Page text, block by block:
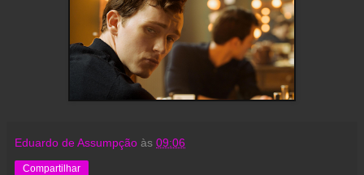
Eduardo de Assumpção às 09:06
Compartilhar